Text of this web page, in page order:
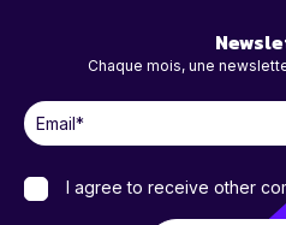
Chaque mois, une
I agree to receive other